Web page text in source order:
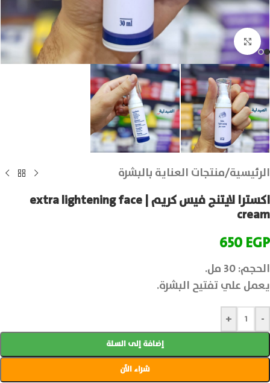
انقر للتكبير
الرئيسية/منتجات العناية بالبشرة
اكسترا لايتنج فيس كريم | extra lightening face
cream
650EGP
الحجم: 30 مل.
يعمل علي تفتيح البشرة.
-
+
إضافة إلى السلة
شراء الآن